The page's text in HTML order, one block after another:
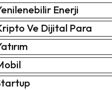
Enerji
Ve Dijital Para